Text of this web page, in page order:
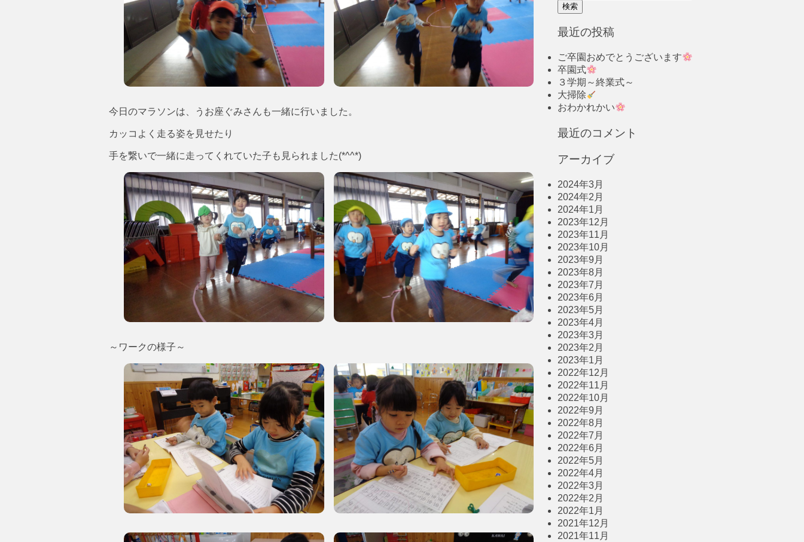
今日のマラソンは、うお座ぐみさんも一緒に行いました。
カッコよく走る姿を見せたり
手を繋いで一緒に走ってくれていた子も見られました(*^^*)
～ワークの様子～
最近の投稿
ご卒園おめでとうございます
卒園式
３学期～終業式～
大掃除
おわかれかい
最近のコメント
アーカイブ
2024年3月
2024年2月
2024年1月
2023年12月
2023年11月
2023年10月
2023年9月
2023年8月
2023年7月
2023年6月
2023年5月
2023年4月
2023年3月
2023年2月
2023年1月
2022年12月
2022年11月
2022年10月
2022年9月
2022年8月
2022年7月
2022年6月
2022年5月
2022年4月
2022年3月
2022年2月
2022年1月
2021年12月
2021年11月